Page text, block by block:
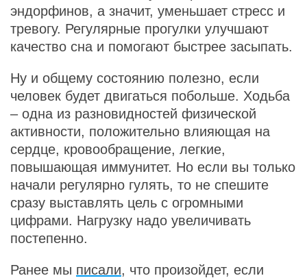
эндорфинов, а значит, уменьшает стресс и
тревогу. Регулярные прогулки улучшают
качество сна и помогают быстрее засыпать.
Ну и общему состоянию полезно, если
человек будет двигаться побольше. Ходьба
– одна из разновидностей физической
активности, положительно влияющая на
сердце, кровообращение, легкие,
повышающая иммунитет. Но если вы только
начали регулярно гулять, то не спешите
сразу выставлять цель с огромными
цифрами. Нагрузку надо увеличивать
постепенно.
Ранее мы писали, что произойдет, если